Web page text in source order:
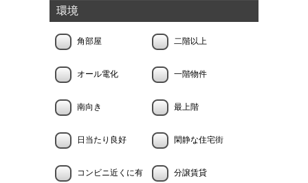
環境
角部屋 二階以上
オール電化 一階物件
南向き 最上階
日当たり良好 閑静な住宅街
コンビニ近くに有 分譲賃貸